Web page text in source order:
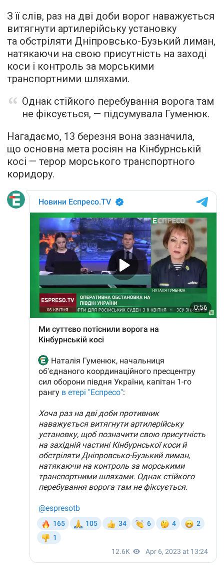
З її слів, раз на дві доби ворог наважується
витягнути артилерійську установку
та обстріляти Дніпровсько-Бузький лиман,
натякаючи на свою присутність на заході
коси і контроль за морськими
транспортними шляхами.
Однак стійкого перебування ворога там
не фіксується, — підсумувала Гуменюк.
Нагадаємо, 13 березня вона зазначила,
що основна мета росіян на Кінбурнській
косі — терор морського транспортного
коридору.